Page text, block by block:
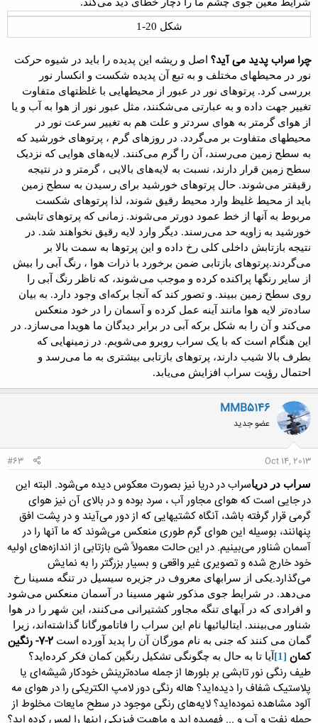
شکل 20-1
چرا سراب پدید می آید؟ اصل و ریشه این پدیده را باید در شیوه حرکت
نور در محیطهای مختلف و به تبع آن پدیده شکست و انکسار نور
بررسی کرد. پرتوهای نور در عبور از محیطهایی با غلظتهای متفاوت
تغییر جهت داده و به عبارتی می‌شکنند، مثل عبور نور از هوا به آب و یا
از هوای گرمتر به هوای سردتر و علت هم به تغییر سرعت نور در
محیطهای متفاوت بر می‌گردد. در روزهای گرم ، پرتوهای خورشید که
به سطح زمین می‌رسند، آن را گرم می‌کنند. لایه‌های هوایی که نزدیک
سطح زمین قرار دارند، نسبت به لایه‌های بالایی ، گرمتر و در نتیجه
رقیقتر می‌شوند. حال پرتوهای خورشید برای رسیدن به سطح زمین
باید از محیط غلیظ وارد محیط رقیق شوند، لذا پرتوهای شکست
مربوط به آنها از خط عمود دورتر می‌شوند. زمانی که پرتوهای تابشی
خورشید به زاویه حد می‌رسند. دیگر وارد لایه رقیق نخواهند شد. در
نتیجه بازتابش داخلی کلی رخ داده و این پرتوها به سمت بالا بر
می‌گردند.پرتوهای بازتابی ضمن برخورد با ذرات هوا ، رنگ آبی را بیش
از سایر رنگها پراکنده کرده و موجب می‌شوند، که ناظر رنگ آبی را
روی سطح زمین ببیند. و تصور کند که آنجا برکه‌ای وجود دارد. به بیان
ساده‌تر لایه هوا مانند
آینه عمل کرده و آسمان را در خود منعکس
می‌کند و آن را به شکل برکه آبی در برابر دیدگان ما هویدا می‌سازد. در
این هنگام است که با یک سراب روبرو می‌شویم. در زمینهایی که
بطرف بالا شیب دارند، پرتوهای بازتابی بیشتری به ما می‌رسد و
احتمال رؤیت سراب افزایش می‌یابد.
MMB5146
عضو جدید
Oct 14, 2013
#63
سراب در دریاسراب در دریا نیز بصورت معکوس دیده می‌شود. البته این
در جایی است که هوای مجاور آب ، سرد بوده و در بالای آن نیز هوای
گرمی قرار گرفته باشد، آنگاه کشتیهایی که از دور می‌آیند و در پشت افق
پنهانند، بوسیله این هوای گرم طوری منعکس می‌شوند که ما آنها را در
آسمان شناور می‌بینیم. در این حالت معمولاً شئ بازتابی از اندازه‌های اولیه
خود خارج شده و تصویری غیر واقعی و بسیار بزرگتر را به نمایش
می‌گذارد.یکی از سرابهای معروف در جزیره سیسیل در تنگه مسینا رخ
می‌دهد. در شرایط جوی مذکور شهر مسینا در آسمان منعکس می‌شود
و افرادی که در آبهای تنگه مجاور کشتیرانی می‌کنند، این شهر را در هوا
شناور می‌بینند. ایتالیائی­ها نام این سراب را فاتامورگانا گذاشته‌اند، زیرا
گمان می کنند که جنی به نام مورگان آن را پدید آورده است
2-7- رنگین
کمان [1] آیا تا به حال به چگونگی تشکیل رنگین کمان فکر کرده‌اید؟
طیف رنگی نور تابشی بر بلورها از جمله ساده‌ترینش خودکار شیشه‌ای یا
پلاستیک شفاف را دیده‌اید؟هاله رنگی دور لامپ الکتریکی را در هوای مه
آلود مشاهده نموده‌اید؟لایه‌های رنگی موجود در سطح مایعات مخلوط از
جمله نفت و آب و ... فهمیده اید و ماهیت فیزیکی اینها را لمس کرده اید؟